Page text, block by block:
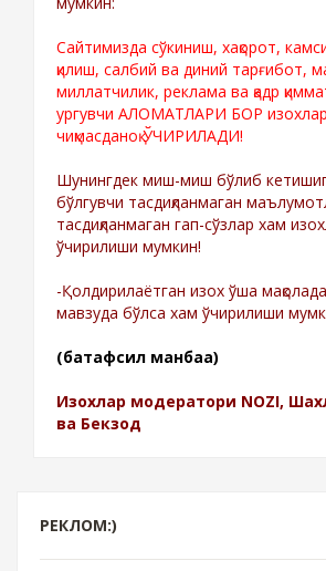
Сайтимизда сўкиниш, хақорот,
қилиш, салбий ва диний тарғибот,
миллатчилик, реклама ва қадр
ургувчи АЛОМАТЛАРИ БОР изохлар
чиқмасданоқ ЎЧИРИЛАДИ!
Шунингдек миш-миш бўлиб
бўлгувчи тасдиқланмаган
тасдиқланмаган гап-сўзлар хам
ўчирилиши мумкин!
-Қолдирилаётган изох ўша
мавзуда бўлса хам ўчирилиши
(батафсил манбаа)
Изохлар модератори NOZI,
ва Бекзод
РЕКЛОМ:)